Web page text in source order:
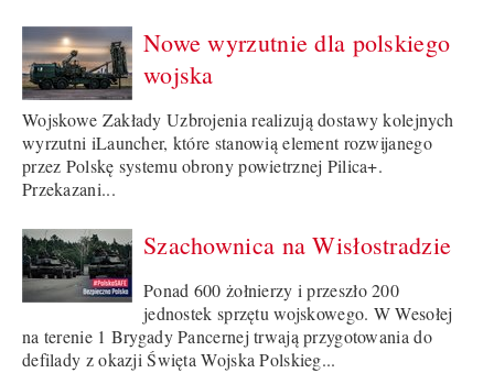
Nowe wyrzutnie dla polskiego
wojska
Wojskowe Zakłady Uzbrojenia realizują dostawy kolejnych
wyrzutni iLauncher, które stanowią element rozwijanego
przez Polskę systemu obrony powietrznej Pilica+.
Przekazani...
Szachownica na Wisłostradzie
Ponad 600 żołnierzy i przeszło 200
jednostek sprzętu wojskowego. W Wesołej
na terenie 1 Brygady Pancernej trwają przygotowania do
defilady z okazji Święta Wojska Polskieg...